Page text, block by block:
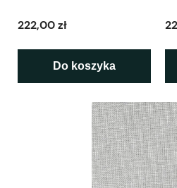
222,00 zł
Do koszyka